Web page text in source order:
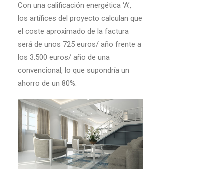
Con una calificación energética ‘A’,
los artífices del proyecto calculan que
el coste aproximado de la factura
será de unos 725 euros/ año frente a
los 3.500 euros/ año de una
convencional, lo que supondría un
ahorro de un 80%.